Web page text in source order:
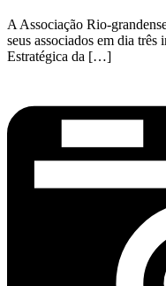
A Associação Rio-
seus associados em dia três
Estratégica da […]